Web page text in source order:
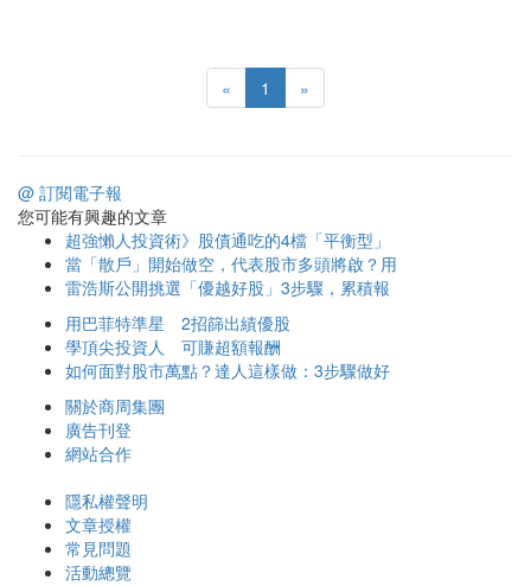
« 1 »
@ 訂閱電子報
您可能有興趣的文章
超強懶人投資術》股債通吃的4檔「平衡型」
當「散戶」開始做空，代表股市多頭將啟？用
雷浩斯公開挑選「優越好股」3步驟，累積報
用巴菲特準星 2招篩出績優股
學頂尖投資人 可賺超額報酬
如何面對股市萬點？達人這樣做：3步驟做好
關於商周集團
廣告刊登
網站合作
隱私權聲明
文章授權
常見問題
活動總覽